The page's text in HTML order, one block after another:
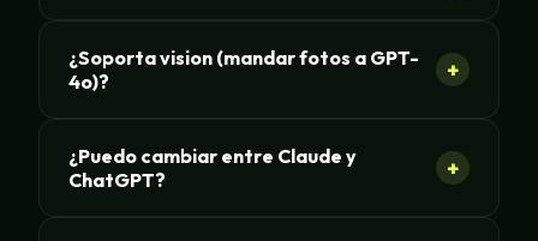
¿Soporta vision (mandar fotos a GPT-
4o)?
+
¿Puedo cambiar entre Claude y
ChatGPT?
+